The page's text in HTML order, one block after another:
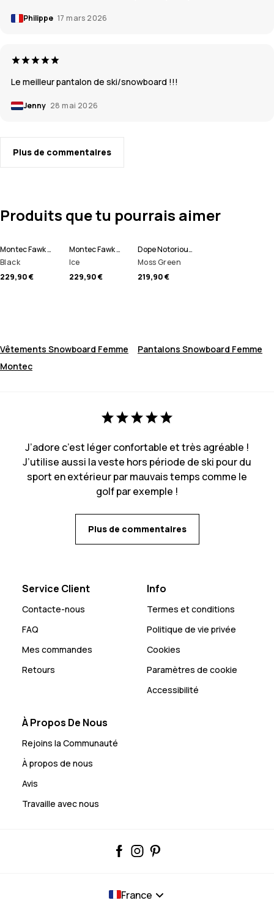
Philippe 17 mars 2026
Le meilleur pantalon de ski/snowboard !!!
Jenny 28 mai 2026
Plus de commentaires
Produits que tu pourrais aimer
Montec Fawk W Pantalon de Snowboard Femme
Black
229,90 €
Montec Fawk W Pantalon de Snowboard Femme
Ice
229,90 €
Dope Notorious B.I.B W Pantalon de Snowboard Femme
Moss Green
219,90 €
Vêtements Snowboard Femme
Pantalons Snowboard Femme
Montec
J’adore c’est léger confortable et très agréable !
J’utilise aussi la veste hors période de ski pour du
sport en extérieur par mauvais temps comme le
golf par exemple !
Plus de commentaires
Service Client
Contacte-nous
FAQ
Mes commandes
Retours
Info
Termes et conditions
Politique de vie privée
Cookies
Paramètres de cookie
Accessibilité
À Propos De Nous
Rejoins la Communauté
À propos de nous
Avis
Travaille avec nous
France